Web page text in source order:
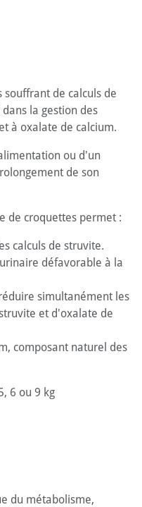
souffrant de calculs de
la gestion des
à oxalate de calcium.
ou d'un
de son
de croquettes permet :
calculs de struvite.
défavorable à la
simultanément les
et d'oxalate de
composant naturel des
6 ou 9 kg
du métabolisme,